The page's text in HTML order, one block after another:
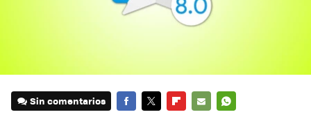
Sin comentarios